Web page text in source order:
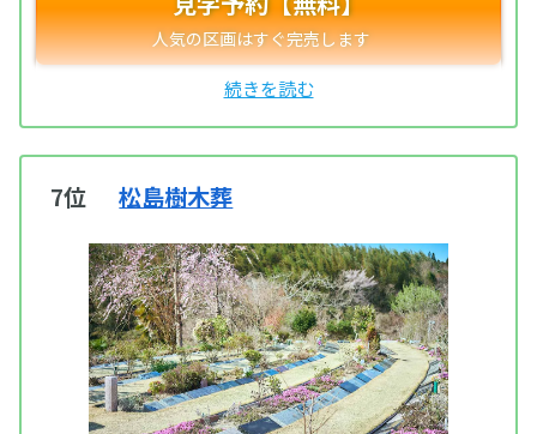
7位 松島樹木葬